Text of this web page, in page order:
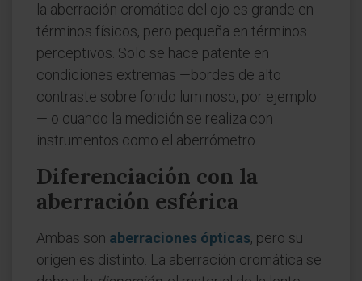
la aberración cromática del ojo es grande en
términos físicos, pero pequeña en términos
perceptivos. Solo se hace patente en
condiciones extremas —bordes de alto
contraste sobre fondo luminoso, por ejemplo
— o cuando la medición se realiza con
instrumentos como el aberrómetro.
Diferenciación con la
aberración esférica
Ambas son aberraciones ópticas, pero su
origen es distinto. La aberración cromática se